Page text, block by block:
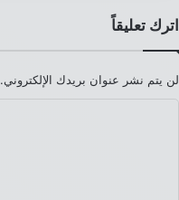
اترك تعليقاً
لن يتم نشر عنوان بريدك الإلكتروني.